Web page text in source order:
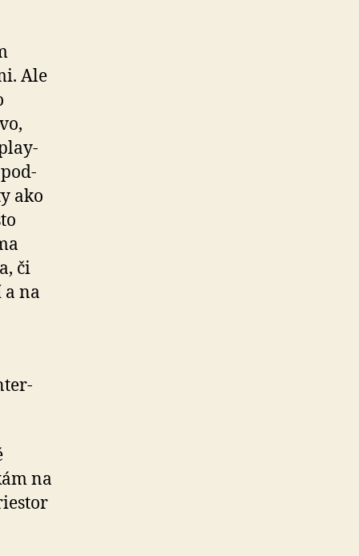
Ale
play­
pod­
ako
či
na
na